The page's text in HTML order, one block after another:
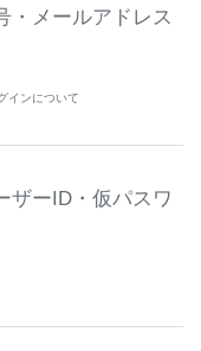
・メールアドレス
インについて
ザーID・仮パスワ